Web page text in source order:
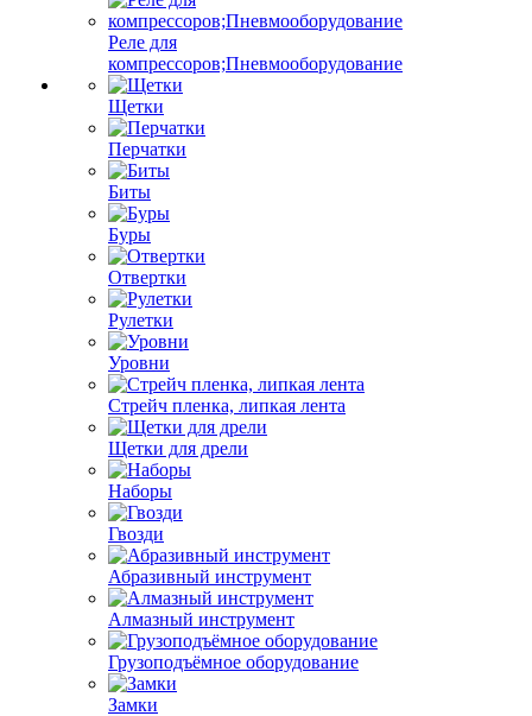
Реле для
компрессоров;Пневмооборудование
Щетки
Перчатки
Биты
Буры
Отвертки
Рулетки
Уровни
Стрейч пленка, липкая лента
Щетки для дрели
Наборы
Гвозди
Абразивный инструмент
Алмазный инструмент
Грузоподъёмное оборудование
Замки